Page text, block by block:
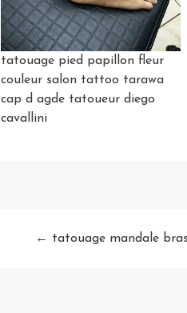
tatouage pied papillon fleur
couleur salon tattoo tarawa
cap d agde tatoueur diego
cavallini
← tatouage mandale